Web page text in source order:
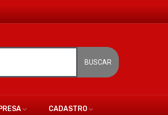
BUSCAR
CADASTRO